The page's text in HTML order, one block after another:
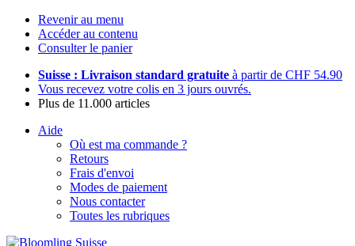
Revenir au menu
Accéder au contenu
Consulter le panier
Suisse : Livraison standard gratuite à partir de CHF 54.90
Vous recevez votre colis en 3 jours ouvrés.
Plus de 11.000 articles
Aide
Où est ma commande ?
Retours
Frais d'envoi
Modes de paiement
Nous contacter
Toutes les rubriques